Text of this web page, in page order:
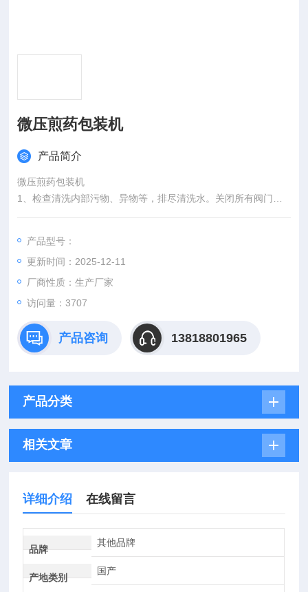
微压煎药包装机
产品简介
微压煎药包装机
1、检查清洗内部污物、异物等，排尽清洗水。关闭所有阀门。
3、盖上盖子后接通电源，按动模式转换钮，设定煎药时间，煎
药时间的选择和饮片的性质有关，饮片中有根、茎、骨等硬物则
时间长，然后再按模式转换钮，显示屏显示温度。
4、按动运行钮，显示屏上温度数值会不断升高；煎药桶内药液
出现沸腾时，这时武火指示灯熄灭，文火指示灯亮起，设定的时
产品型号：
更新时间：2025-12-11
厂商性质：生产厂家
访问量：3707
产品咨询 13818801965
产品分类
相关文章
详细介绍 在线留言
品牌
其他品牌
产地类别
国产